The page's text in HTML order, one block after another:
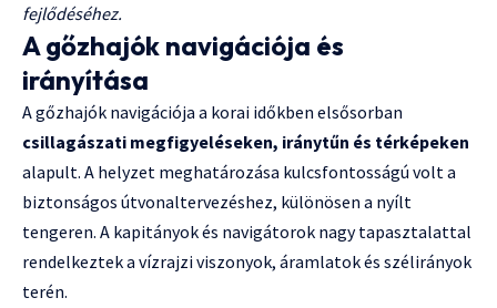
fejlődéséhez.
A gőzhajók navigációja és
irányítása
A gőzhajók navigációja a korai időkben elsősorban
csillagászati megfigyeléseken, iránytűn és térképeken
alapult. A helyzet meghatározása kulcsfontosságú volt a
biztonságos útvonaltervezéshez, különösen a nyílt
tengeren. A kapitányok és navigátorok nagy tapasztalattal
rendelkeztek a vízrajzi viszonyok, áramlatok és szélirányok
terén.